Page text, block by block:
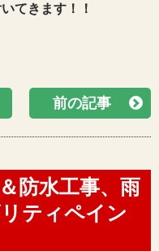
てきます！！
前の記事
防水工事、雨
ティペイン